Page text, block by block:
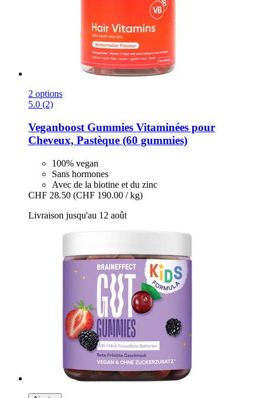
2 options
5.0 (2)
Veganboost Gummies Vitaminées pour
Cheveux, Pastèque (60 gummies)
100% vegan
Sans hormones
Avec de la biotine et du zinc
CHF 28.50 (CHF 190.00 / kg)
Livraison jusqu'au 12 août